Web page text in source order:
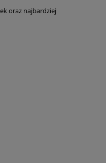
oraz najbardziej